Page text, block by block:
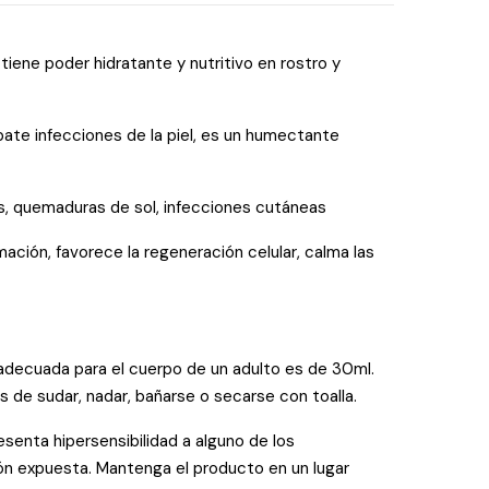
tiene poder hidratante y nutritivo en rostro y
infecciones de la piel, es un humectante
de sol, infecciones cutáneas
favorece la regeneración celular, calma las
para el cuerpo de un adulto es de 30ml.
sudar, nadar, bañarse o secarse con toalla.
hipersensibilidad a alguno de los
expuesta. Mantenga el producto en un lugar